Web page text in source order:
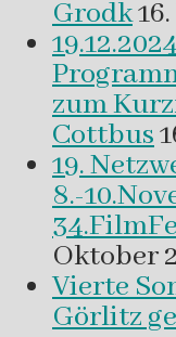
Grodk
zum
Cottbus
19.
8.-
Oktober
Vierte
Görlitz